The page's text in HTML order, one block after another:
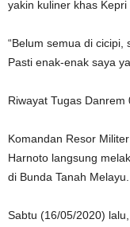
yakin kuliner khas Kepri
“Belum semua di cicipi,
Pasti enak-enak saya
Riwayat Tugas Danrem
Komandan Resor
Harnoto langsung
di Bunda Tanah Melayu.
Sabtu (16/05/2020)